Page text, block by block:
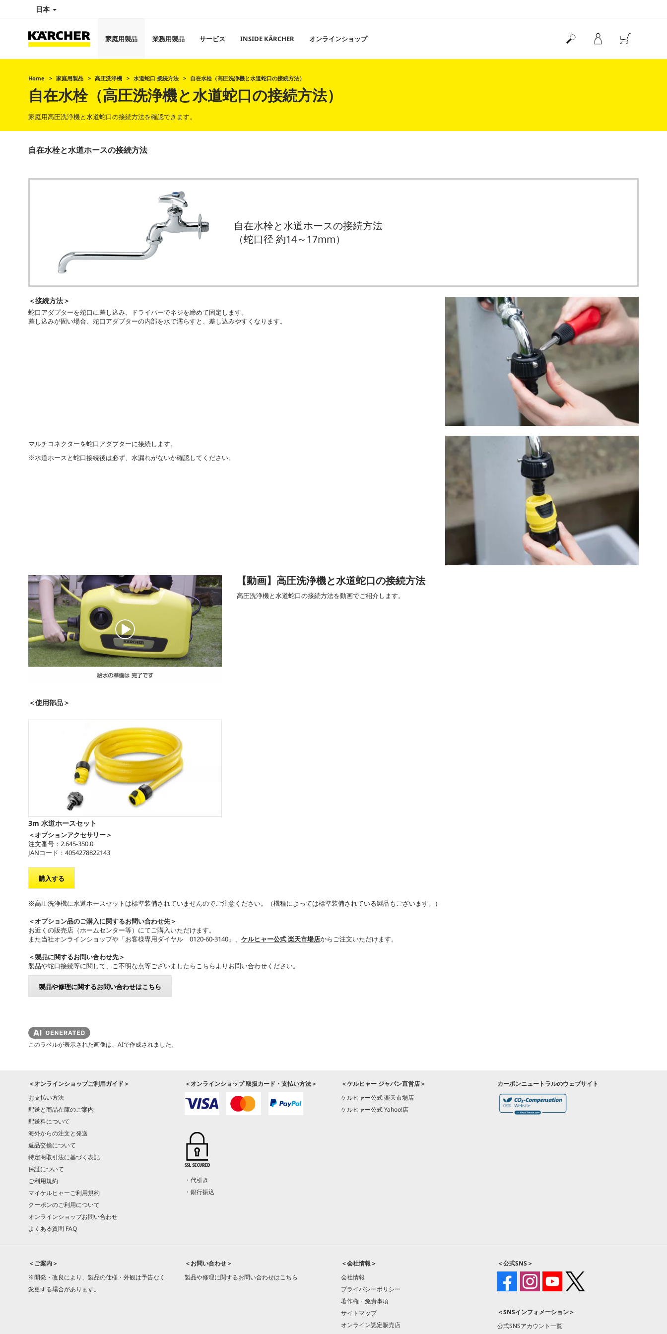
日本
家庭用製品 業務用製品 サービス INSIDE KÄRCHER オンラインショップ
Home 家庭用製品 高圧洗浄機 水道蛇口 接続方法 自在水栓（高圧洗浄機と水道蛇口の接続方法）
自在水栓（高圧洗浄機と水道蛇口の接続方法）
家庭用高圧洗浄機と水道蛇口の接続方法を確認できます。
自在水栓と水道ホースの接続方法
自在水栓と水道ホースの接続方法
（蛇口径 約14～17mm）
＜接続方法＞
蛇口アダプターを蛇口に差し込み、ドライバーでネジを締めて固定します。
差し込みが固い場合、蛇口アダプターの内部を水で濡らすと、差し込みやすくなります。
マルチコネクターを蛇口アダプターに接続します。
※水道ホースと蛇口接続後は必ず、水漏れがないか確認してください。
の
ち
【動画】高圧洗浄機と水道蛇口の接続方法
高圧洗浄機と水道蛇口の接続方法を動画でご紹介します。
＜使用部品＞
3m 水道ホースセット
＜オプションアクセサリー＞
注文番号：2.645-350.0
JANコード：4054278822143
購入する
※高圧洗浄機に水道ホースセットは標準装備されていませんのでご注意ください。（機種によっては標準装備されている製品もございます。）
＜オプション品のご購入に関するお問い合わせ先＞
お近くの販売店（ホームセンター等）にてご購入いただけます。
また当社オンラインショップや「お客様専用ダイヤル 0120-60-3140」、 ケルヒャー公式 楽天市場店からご注文いただけます。
＜製品に関するお問い合わせ先＞
製品や蛇口接続等に関して、ご不明な点等ございましたらこちらよりお問い合わせください。
製品や修理に関するお問い合わせはこちら
このラベルが表示された画像は、AIで作成されました。
＜オンラインショップご利用ガイド＞
お支払い方法
配送と商品在庫のご案内
配送料について
海外からの注文と発送
返品交換について
特定商取引法に基づく表記
保証について
ご利用規約
マイケルヒャーご利用規約
クーポンのご利用について
オンラインショップお問い合わせ
よくある質問 FAQ
＜オンラインショップ 取扱カード・支払い方法＞
・代引き
・銀行振込
＜ケルヒャー ジャパン直営店＞
ケルヒャー公式 楽天市場店
ケルヒャー公式 Yahoo!店
カーボンニュートラルのウェブサイト
＜ご案内＞
※開発・改良により、製品の仕様・外観は予告なく
変更する場合があります。
＜お問い合わせ＞
製品や修理に関するお問い合わせはこちら
＜会社情報＞
会社情報
プライバシーポリシー
著作権・免責事項
サイトマップ
オンライン認定販売店
＜公式SNS＞
＜SNSインフォメーション＞
公式SNSアカウント一覧